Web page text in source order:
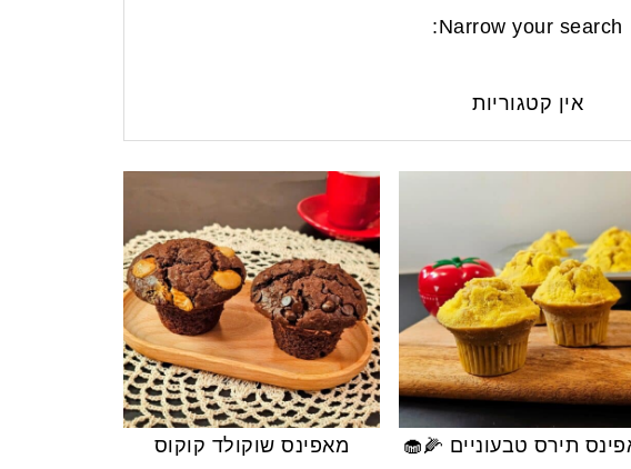
Narrow your search:
אין קטגוריות
תירס טבעוניים 🌽🧁
מאפינס שוקולד קוקוס